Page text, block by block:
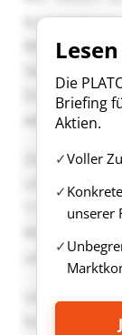
Die
Briefing
Aktien.
Voller
unserer